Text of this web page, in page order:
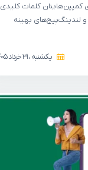
کمپین‌هایتان کلمات کلیدی
لندینگ‌پیج‌های بهینه
یکشنبه ، 31 خرداد 1405